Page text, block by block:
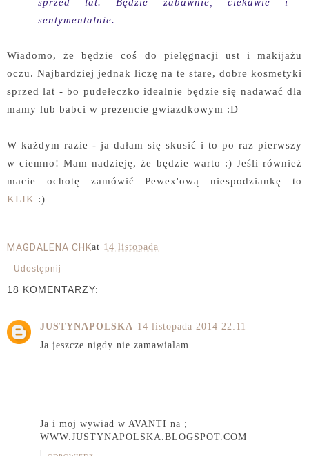
sentymentalnie.
Wiadomo, że będzie coś do pielęgnacji ust i makijażu
oczu. Najbardziej jednak liczę na te stare, dobre kosmetyki
sprzed lat - bo pudełeczko idealnie będzie się nadawać dla
mamy lub babci w prezencie gwiazdkowym :D
W każdym razie - ja dałam się skusić i to po raz pierwszy
w ciemno! Mam nadzieję, że będzie warto :) Jeśli również
macie ochotę zamówić Pewex'ową niespodziankę to
KLIK :)
MAGDALENA CHKat 14 listopada
Udostępnij
18 KOMENTARZY:
JUSTYNAPOLSKA 14 listopada 2014 22:11
Ja jeszcze nigdy nie zamawialam
Ja i moj wywiad w AVANTI na ;
WWW.JUSTYNAPOLSKA.BLOGSPOT.COM